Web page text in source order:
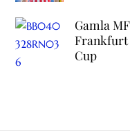
Gamla
Frankfurt
Cup